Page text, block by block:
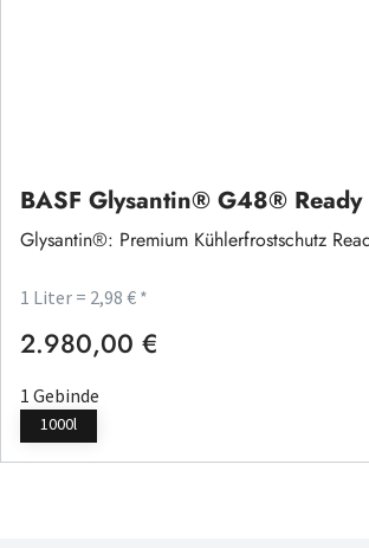
BASF Glysantin® G48®
Glysantin®: Premium Kühlerfrostschutz
1 Liter = 2,98 € *
Regulärer Preis:
2.980,00 €
1 Gebinde
1000l